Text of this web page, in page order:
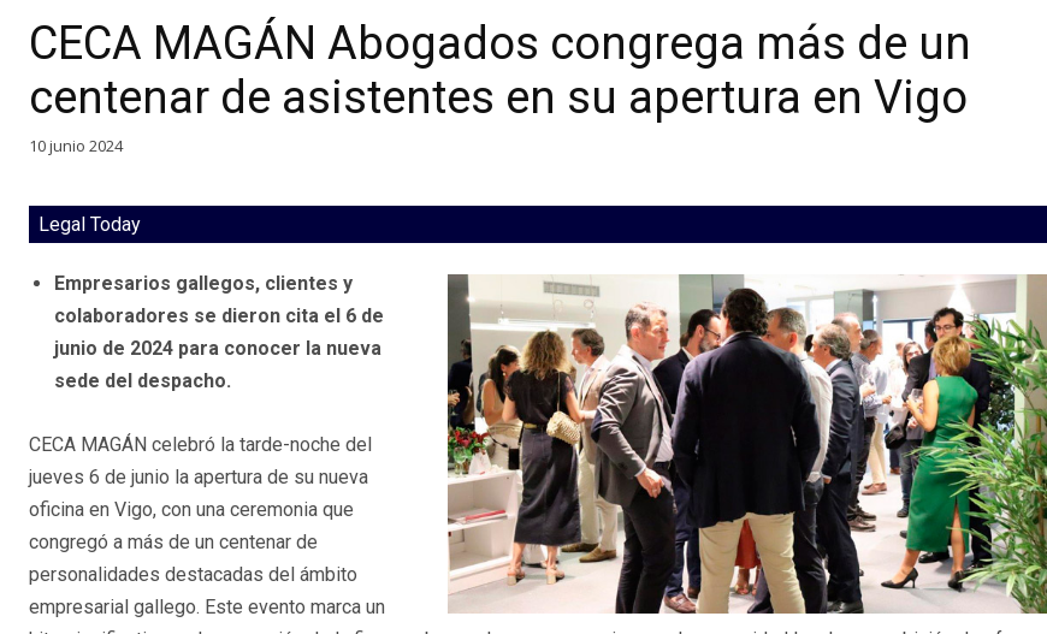
CECA MAGÁN Abogados congrega más de un
centenar de asistentes en su apertura en Vigo
10 junio 2024
Legal Today
Empresarios gallegos, clientes y
colaboradores se dieron cita el 6 de
junio de 2024 para conocer la nueva
sede del despacho.
CECA MAGÁN celebró la tarde-noche del
jueves 6 de junio la apertura de su nueva
oficina en Vigo, con una ceremonia que
congregó a más de un centenar de
personalidades destacadas del ámbito
empresarial gallego. Este evento marca un